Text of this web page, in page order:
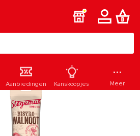
Aanbiedingen Kanskoopjes Meer